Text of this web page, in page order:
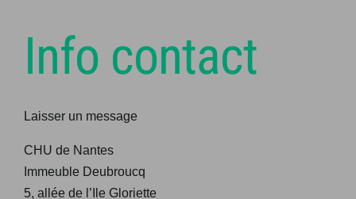
Connexion
Adhésion
Contact
Info contact
Laisser un message
CHU de Nantes
Immeuble Deubroucq
5, allée de l’Ile Gloriette